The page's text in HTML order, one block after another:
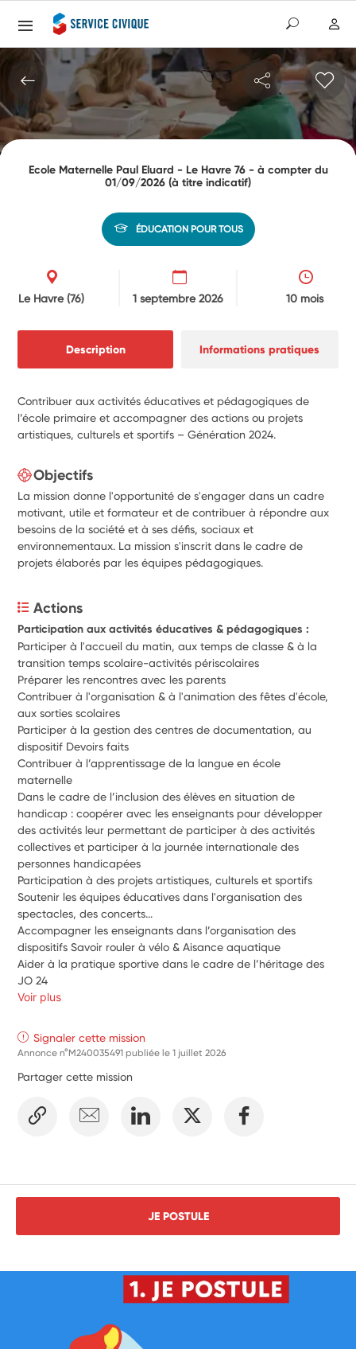
Ecole Maternelle Paul Eluard - Le Havre 76 - à compter du
01/09/2026 (à titre indicatif)
ÉDUCATION POUR TOUS
Le Havre(76) 1 septembre 2026 10 mois
Description Informations pratiques
Contribuer aux activités éducatives et pédagogiques de
l’école primaire et accompagner des actions ou projets
artistiques, culturels et sportifs – Génération 2024.
Objectifs
La mission donne l'opportunité de s'engager dans un cadre
motivant, utile et formateur et de contribuer à répondre aux
besoins de la société et à ses défis, sociaux et
environnementaux. La mission s'inscrit dans le cadre de
projets élaborés par les équipes pédagogiques.
Actions
Participation aux activités éducatives & pédagogiques :
Participer à l'accueil du matin, aux temps de classe & à la
transition temps scolaire-activités périscolaires
Préparer les rencontres avec les parents
Contribuer à l'organisation & à l'animation des fêtes d'école,
aux sorties scolaires
Participer à la gestion des centres de documentation, au
dispositif Devoirs faits
Contribuer à l’apprentissage de la langue en école
maternelle
Dans le cadre de l’inclusion des élèves en situation de
handicap : coopérer avec les enseignants pour développer
des activités leur permettant de participer à des activités
collectives et participer à la journée internationale des
personnes handicapées
Participation à des projets artistiques, culturels et sportifs
Soutenir les équipes éducatives dans l'organisation des
spectacles, des concerts...
Accompagner les enseignants dans l’organisation des
dispositifs Savoir rouler à vélo & Aisance aquatique
Aider à la pratique sportive dans le cadre de l’héritage des
JO 24
Voir plus
Signaler cette mission
Annonce n°M240035491 publiée le1 juillet 2026
Partager cette mission
JE POSTULE